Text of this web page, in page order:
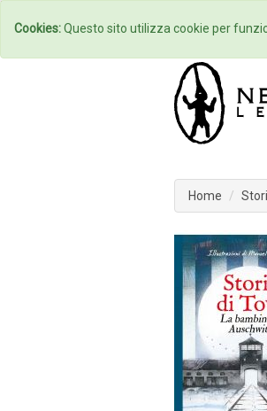
Home
Cookies:Questo sito utilizza cookie per